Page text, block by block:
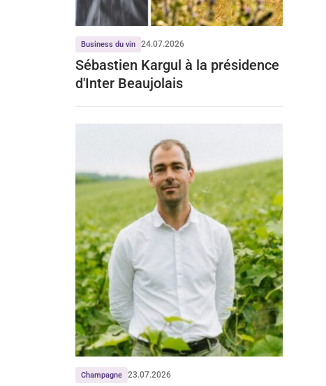
Business du vin 24.07.2026
Sébastien Kargul à la présidence
d'Inter Beaujolais
Champagne 23.07.2026